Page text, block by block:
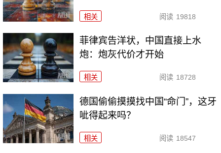
相关 阅读 19818
菲律宾告洋状，中国直接上水
炮：炮灰代价才开始
相关 阅读 18728
德国偷偷摸摸找中国“命门”，这牙
呲得起来吗？
相关 阅读 18547